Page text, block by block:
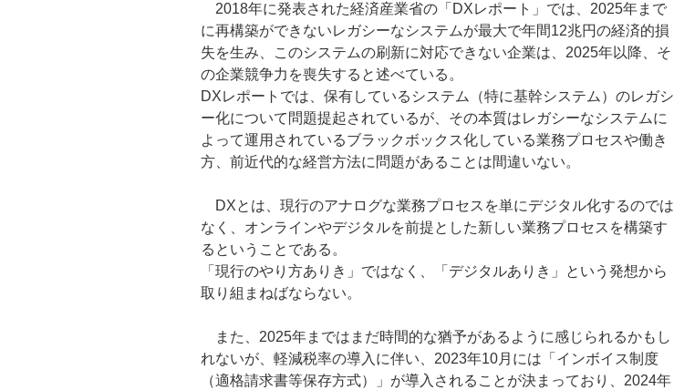
2018年に発表された経済産業省の「DXレポート」では、2025年まで
に再構築ができないレガシーなシステムが最大で年間12兆円の経済的損
失を生み、このシステムの刷新に対応できない企業は、2025年以降、そ
の企業競争力を喪失すると述べている。
DXレポートでは、保有しているシステム（特に基幹システム）のレガシ
ー化について問題提起されているが、その本質はレガシーなシステムに
よって運用されているブラックボックス化している業務プロセスや働き
方、前近代的な経営方法に問題があることは間違いない。
DXとは、現行のアナログな業務プロセスを単にデジタル化するのでは
なく、オンラインやデジタルを前提とした新しい業務プロセスを構築す
るということである。
「現行のやり方ありき」ではなく、「デジタルありき」という発想から
取り組まねばならない。
また、2025年まではまだ時間的な猶予があるように感じられるかもし
れないが、軽減税率の導入に伴い、2023年10月には「インボイス制度
（適格請求書等保存方式）」が導入されることが決まっており、2024年